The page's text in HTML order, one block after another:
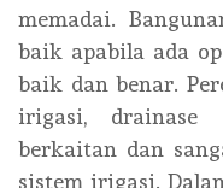
memadai.
baik apabila ada
baik dan benar.
irigasi, drainase
berkaitan dan
sistem irigasi.